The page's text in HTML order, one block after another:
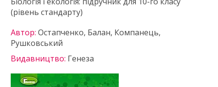
(рівень стандарту)
Автор:Остапченко, Балан, Компанець,
Рушковський
Видавництво: Генеза